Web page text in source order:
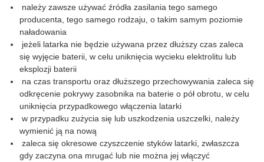
należy zawsze używać źródła zasilania tego samego
producenta, tego samego rodzaju, o takim samym poziomie
naładowania
jeżeli latarka nie będzie używana przez dłuższy czas zaleca
się wyjęcie baterii, w celu uniknięcia wycieku elektrolitu lub
eksplozji baterii
na czas transportu oraz dłuższego przechowywania zaleca się
odkręcenie pokrywy zasobnika na baterie o pół obrotu, w celu
uniknięcia przypadkowego włączenia latarki
w przypadku zużycia się lub uszkodzenia uszczelki, należy
wymienić ją na nową
zaleca się okresowe czyszczenie styków latarki, zwłaszcza
gdy zaczyna ona mrugać lub nie można jej włączyć